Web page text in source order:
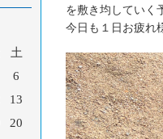
を敷き均していく
今日も１日お疲れ
土
6
13
20